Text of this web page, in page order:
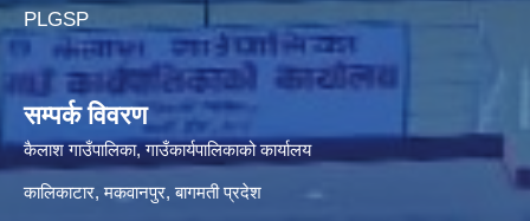
PLGSP
सम्पर्क विवरण
कैलाश गाउँपालिका, गाउँकार्यपालिकाको कार्यालय
कालिकाटार, मकवानपुर, बागमती प्रदेश